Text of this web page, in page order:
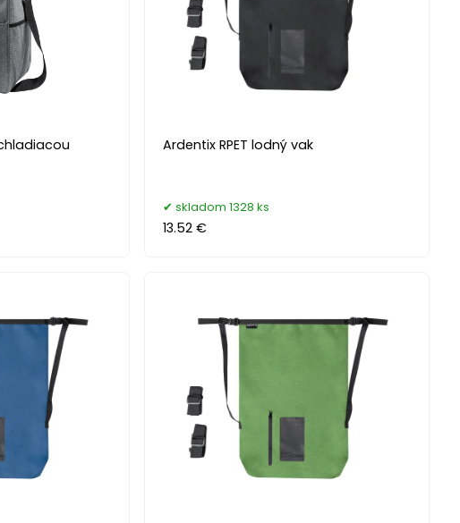
Ardentix RPET lodný vak
skladom 1328 ks
13.52 €